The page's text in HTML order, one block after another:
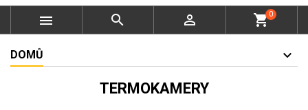
   shopping_cart0
DOMŮ
TERMOKAMERY